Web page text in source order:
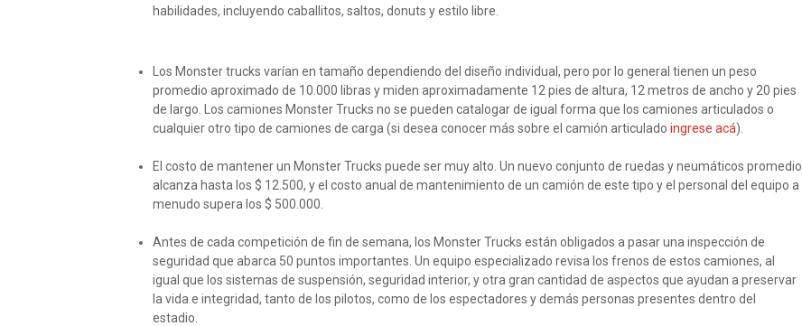
habilidades, incluyendo caballitos, saltos, donuts y estilo libre.
Los Monster trucks varían en tamaño dependiendo del diseño individual, pero por lo general tienen un peso
promedio aproximado de 10.000 libras y miden aproximadamente 12 pies de altura, 12 metros de ancho y 20 pies
de largo. Los camiones Monster Trucks no se pueden catalogar de igual forma que los camiones articulados o
cualquier otro tipo de camiones de carga (si desea conocer más sobre el camión articulado ingrese acá).
El costo de mantener un Monster Trucks puede ser muy alto. Un nuevo conjunto de ruedas y neumáticos promedio
alcanza hasta los $ 12.500, y el costo anual de mantenimiento de un camión de este tipo y el personal del equipo a
menudo supera los $ 500.000.
Antes de cada competición de fin de semana, los Monster Trucks están obligados a pasar una inspección de
seguridad que abarca 50 puntos importantes. Un equipo especializado revisa los frenos de estos camiones, al
igual que los sistemas de suspensión, seguridad interior, y otra gran cantidad de aspectos que ayudan a preservar
la vida e integridad, tanto de los pilotos, como de los espectadores y demás personas presentes dentro del
estadio.